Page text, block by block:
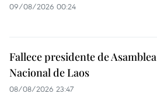
09/08/2026 00:24
Fallece presidente de Asamblea
Nacional de Laos
08/08/2026 23:47